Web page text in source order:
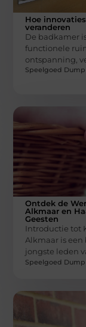
Hoe
veranderen
De badkamer
functionele
ontspanning,
Speelgoed Dump
Ontdek de
Alkmaar en
Geesten
Introductie tot
Alkmaar is een
jongste leden
Speelgoed Dump